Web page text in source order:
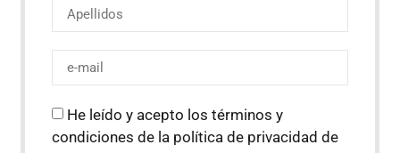
He leído y acepto los términos y
condiciones de la política de privacidad de